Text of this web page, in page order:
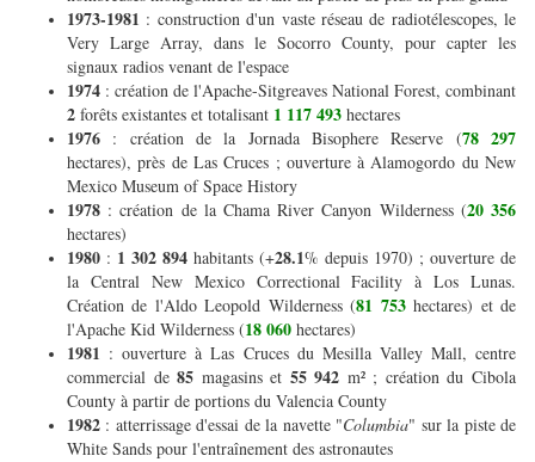
1973-1981 : construction d'un vaste réseau de radiotélescopes, le
Very Large Array, dans le Socorro County, pour capter les
signaux radios venant de l'espace
1974 : création de l'Apache-Sitgreaves National Forest, combinant
2 forêts existantes et totalisant 1 117 493 hectares
1976 : création de la Jornada Bisophere Reserve (78 297
hectares), près de Las Cruces ; ouverture à Alamogordo du New
Mexico Museum of Space History
1978 : création de la Chama River Canyon Wilderness (20 356
hectares)
1980 : 1 302 894 habitants (+28.1% depuis 1970) ; ouverture de
la Central New Mexico Correctional Facility à Los Lunas.
Création de l'Aldo Leopold Wilderness (81 753hectares) et de
l'Apache Kid Wilderness (18 060 hectares)
1981 : ouverture à Las Cruces du Mesilla Valley Mall, centre
commercial de85 magasins et 55 942 m² ; création du Cibola
County à partir de portions du Valencia County
1982 : atterrissage d'essai de la navette "Columbia" sur la piste de
White Sands pour l'entraînement des astronautes